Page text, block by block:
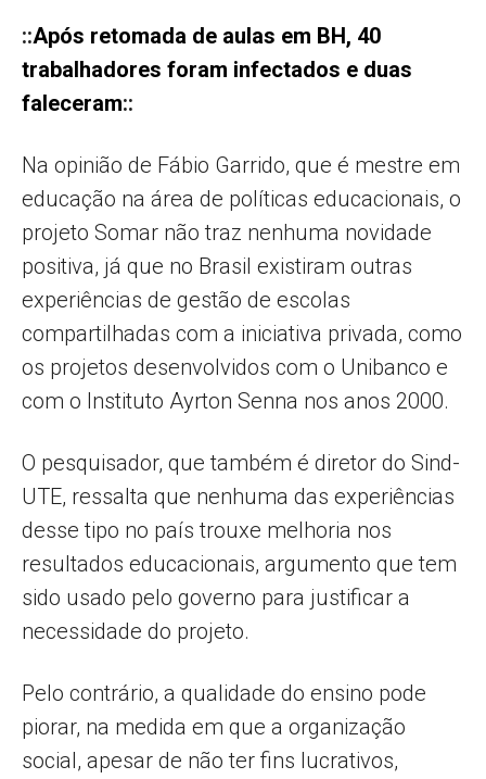
::Após retomada de aulas em BH, 40
trabalhadores foram infectados e duas
faleceram::
Na opinião de Fábio Garrido, que é mestre em
educação na área de políticas educacionais, o
projeto Somar não traz nenhuma novidade
positiva, já que no Brasil existiram outras
experiências de gestão de escolas
compartilhadas com a iniciativa privada, como
os projetos desenvolvidos com o Unibanco e
com o Instituto Ayrton Senna nos anos 2000.
O pesquisador, que também é diretor do Sind-
UTE, ressalta que nenhuma das experiências
desse tipo no país trouxe melhoria nos
resultados educacionais, argumento que tem
sido usado pelo governo para justificar a
necessidade do projeto.
Pelo contrário, a qualidade do ensino pode
piorar, na medida em que a organização
social, apesar de não ter fins lucrativos,